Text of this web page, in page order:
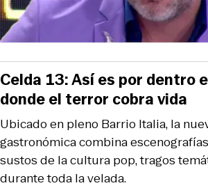
Ubicado en pleno Barrio Italia, la
gastronómica combina
sustos de la cultura pop, tragos
durante toda la velada.
Celda 13: Así es por dentro
donde el terror cobra vida